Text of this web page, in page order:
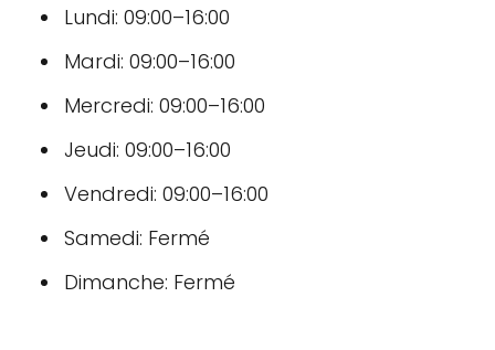
Lundi: 09:00–16:00
Mardi: 09:00–16:00
Mercredi: 09:00–16:00
Jeudi: 09:00–16:00
Vendredi: 09:00–16:00
Samedi: Fermé
Dimanche: Fermé